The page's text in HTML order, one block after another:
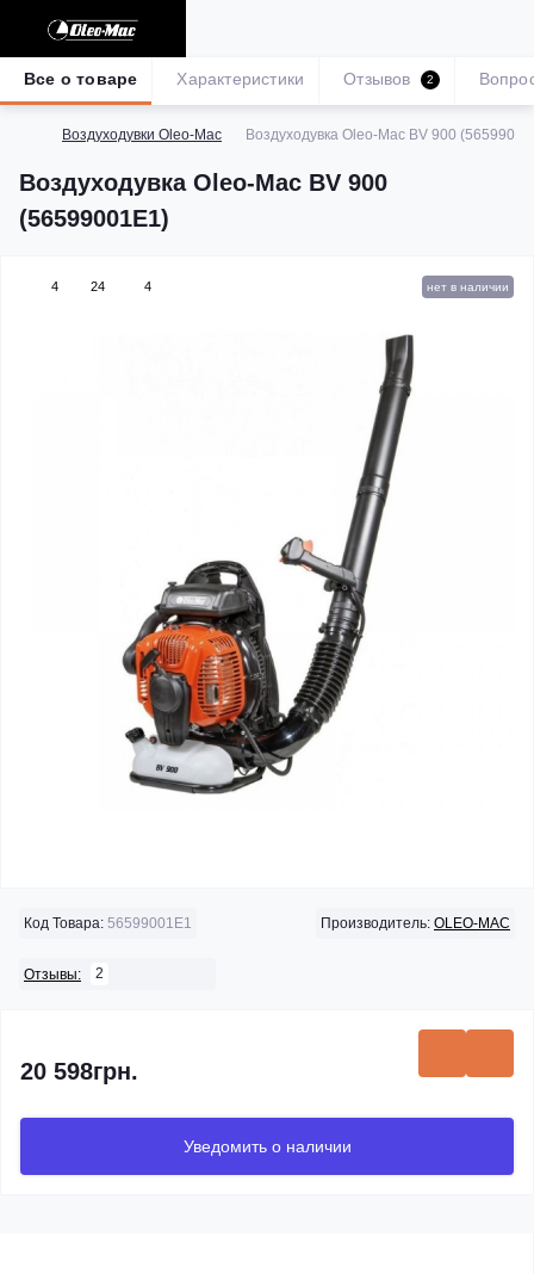
Воздуходувки Oleo-Mac Воздуходувка Oleo-Mac BV 900
Воздуходувка Oleo-Mac BV 900
(56599001E1)
Все о товаре Характеристики Отзывов 2
4 24 4 нет в наличии
Код Товара: 56599001E1 Производитель: OLEO-MAC
Отзывы: 2
20 598грн.
Уведомить о наличии